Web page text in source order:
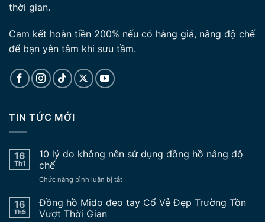
thời gian.
Cam kết hoàn tiền 200% nếu có hàng giả, nâng độ chế
để bạn yên tâm khi sưu tầm.
TIN TỨC MỚI
16
Th1
10 lý do không nên sử dụng đồng hồ nâng độ
chế
Chức năng bình luận bị tắtở
lý
do
16
Th5
Đồng hồ Mido đeo tay Cổ Vẻ Đẹp Trường Tồn
Vượt Thời Gian